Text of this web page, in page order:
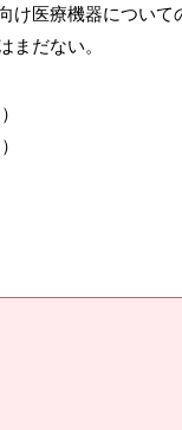
け医療機器につい
まだない。